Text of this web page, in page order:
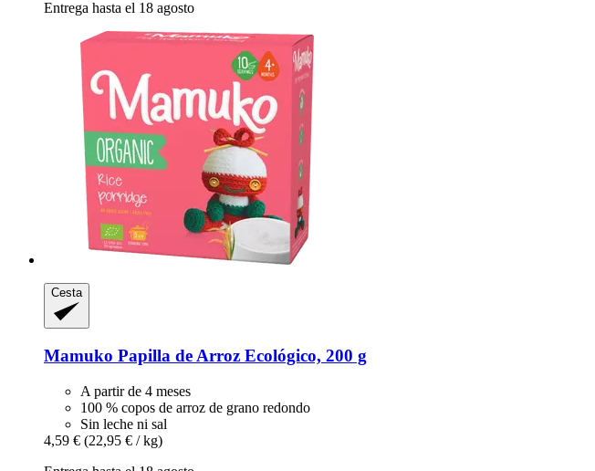
Entrega hasta el 18 agosto
Cesta
Mamuko Papilla de Arroz Ecológico, 200 g
A partir de 4 meses
100 % copos de arroz de grano redondo
Sin leche ni sal
4,59 € (22,95 € / kg)